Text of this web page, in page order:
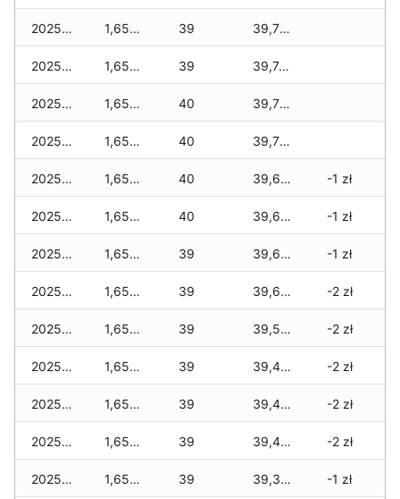
2025-11-29 1,658 zł 39 39,758 zł
2025-11-28 1,658 zł 39 39,746 zł
2025-11-27 1,658 zł 40 39,722 zł
2025-11-26 1,658 zł 40 39,710 zł
2025-11-25 1,658 zł 40 39,698 zł -1 zł
2025-11-24 1,658 zł 40 39,698 zł -1 zł
2025-11-23 1,658 zł 39 39,628 zł -1 zł
2025-11-22 1,658 zł 39 39,628 zł -2 zł
2025-11-21 1,658 zł 39 39,534 zł -2 zł
2025-11-20 1,658 zł 39 39,400 zł -2 zł
2025-11-19 1,658 zł 39 39,400 zł -2 zł
2025-11-18 1,658 zł 39 39,400 zł -2 zł
2025-11-17 1,658 zł 39 39,353 zł -1 zł